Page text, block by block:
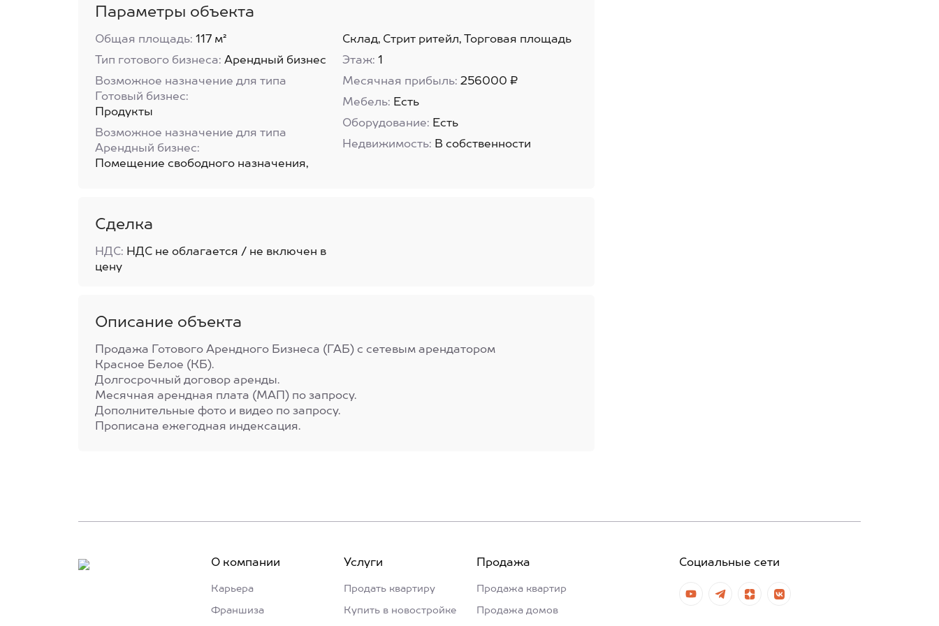
Параметры объекта
Общая площадь: 117 м²
Тип готового бизнеса: Арендный бизнес
Возможное назначение для типа
Готовый бизнес:
Продукты
Возможное назначение для типа
Арендный бизнес:
Помещение свободного назначения,
Склад, Стрит ритейл, Торговая площадь
Этаж: 1
Месячная прибыль: 256000 ₽
Мебель: Есть
Оборудование: Есть
Недвижимость: В собственности
Сделка
НДС: НДС не облагается / не включен в
цену
Описание объекта
Продажа Готового Арендного Бизнеса (ГАБ) с сетевым арендатором
Красное Белое (КБ).
Долгосрочный договор аренды.
Месячная арендная плата (МАП) по запросу.
Дополнительные фото и видео по запросу.
Прописана ежегодная индексация.
О компании
Карьера
Франшиза
Услуги
Продать квартиру
Купить в новостройке
Продажа
Продажа квартир
Продажа домов
Социальные сети